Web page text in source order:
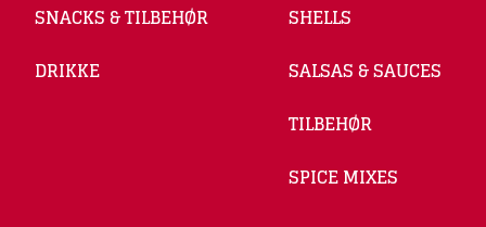
SNACKS & TILBEHØR
DRIKKE
SHELLS
SALSAS & SAUCES
TILBEHØR
SPICE MIXES